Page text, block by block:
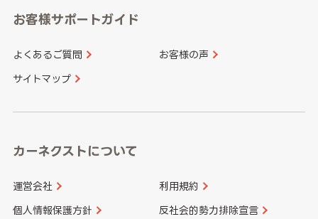
愛知県
和歌山県
山口県
香川県 愛媛県
長崎県
大分県 宮崎県
お客様サポートガイド
よくあるご質問 お客様の声
サイトマップ
カーネクストについて
運営会社 利用規約
個人情報保護方針 反社会的勢力排除宣言